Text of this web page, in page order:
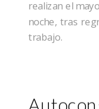
realizan el
noche, tras
trabajo.